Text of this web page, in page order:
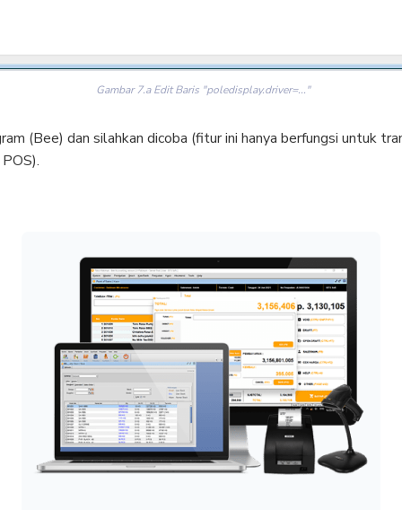
Gambar 7.a Edit Baris "poledisplay.driver=..."
(Bee) dan silahkan dicoba (fitur ini hanya berfungsi untuk